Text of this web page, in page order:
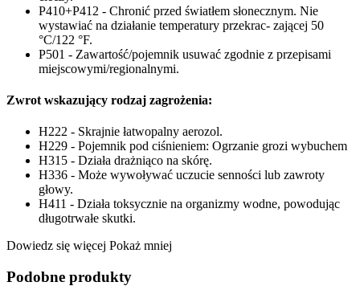
P410+P412 - Chronić przed światłem słonecznym. Nie
wystawiać na działanie temperatury przekrac- zającej 50
°C/122 °F.
P501 - Zawartość/pojemnik usuwać zgodnie z przepisami
miejscowymi/regionalnymi.
Zwrot wskazujący rodzaj zagrożenia:
H222 - Skrajnie łatwopalny aerozol.
H229 - Pojemnik pod ciśnieniem: Ogrzanie grozi wybuchem
H315 - Działa drażniąco na skórę.
H336 - Może wywoływać uczucie senności lub zawroty
głowy.
H411 - Działa toksycznie na organizmy wodne, powodując
długotrwałe skutki.
Dowiedz się więcej Pokaż mniej
Podobne produkty